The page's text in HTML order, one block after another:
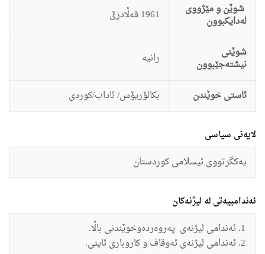
شوێن و مێژووی
لەدایکبوون 1961 قه‌ڵادزێ
شوێنی
نیشتەجێبوون رانیه‌
ئاستى خوێندن بكالۆریۆس/ ئاداب/كوردی
لایەنی سیاسی
یه‌كگرتووی ئیسلامی كوردستان
ئەندامییەتی لە لیژنەکان
ئەندامی لیژنەی په‌روه‌رده‌وخوێندنی باڵا.
ئەندامی لیژنەی ئه‌وقاف و كاروباری ئاینی.